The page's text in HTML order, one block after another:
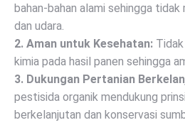
bahan-bahan alami sehingga tidak
dan udara.
2. Aman untuk Kesehatan:
kimia pada hasil panen sehingga
3. Dukungan Pertanian
pestisida organik mendukung
berkelanjutan dan konservasi